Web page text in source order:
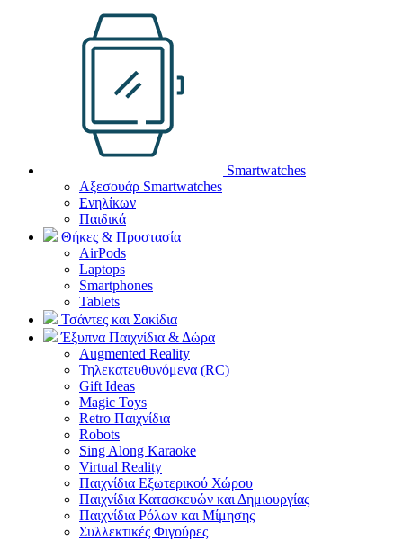
Smartwatches
Αξεσουάρ Smartwatches
Ενηλίκων
Παιδικά
Θήκες & Προστασία
AirPods
Laptops
Smartphones
Tablets
Τσάντες και Σακίδια
Έξυπνα Παιχνίδια & Δώρα
Augmented Reality
Τηλεκατευθυνόμενα (RC)
Gift Ideas
Magic Toys
Retro Παιχνίδια
Robots
Sing Along Karaoke
Virtual Reality
Παιχνίδια Εξωτερικού Χώρου
Παιχνίδια Κατασκευών και Δημιουργίας
Παιχνίδια Ρόλων και Μίμησης
Συλλεκτικές Φιγούρες